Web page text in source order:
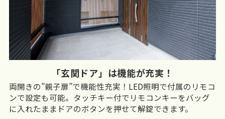
「玄関ドア」は機能が充実！
両開きの”親子扉”で機能性充実！LED照明で付属のリモコ
ンで設定も可能。タッチキー付でリモコンキーをバッグ
に入れたままドアのボタンを押せて解錠できます。